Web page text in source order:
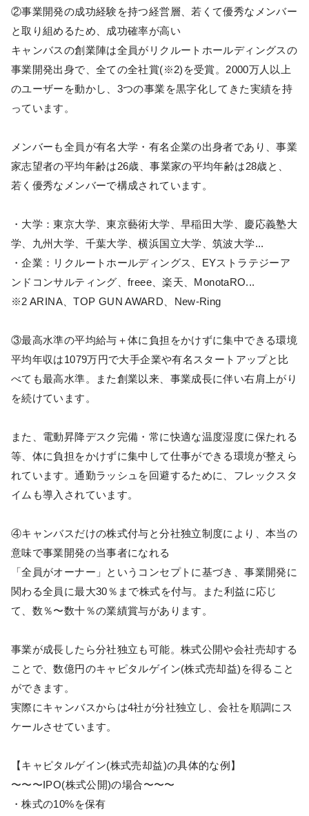
②事業開発の成功経験を持つ経営層、若くて優秀なメンバー
と取り組めるため、成功確率が高い
キャンバスの創業陣は全員がリクルートホールディングスの
事業開発出身で、全ての全社賞(※2)を受賞。2000万人以上
のユーザーを動かし、3つの事業を黒字化してきた実績を持
っています。
メンバーも全員が有名大学・有名企業の出身者であり、事業
家志望者の平均年齢は26歳、事業家の平均年齢は28歳と、
若く優秀なメンバーで構成されています。
・大学：東京大学、東京藝術大学、早稲田大学、慶応義塾大
学、九州大学、千葉大学、横浜国立大学、筑波大学...
・企業：リクルートホールディングス、EYストラテジーア
ンドコンサルティング、freee、楽天、MonotaRO...
※2 ARINA、TOP GUN AWARD、New-Ring
③最高水準の平均給与＋体に負担をかけずに集中できる環境
平均年収は1079万円で大手企業や有名スタートアップと比
べても最高水準。また創業以来、事業成長に伴い右肩上がり
を続けています。
また、電動昇降デスク完備・常に快適な温度湿度に保たれる
等、体に負担をかけずに集中して仕事ができる環境が整えら
れています。通勤ラッシュを回避するために、フレックスタ
イムも導入されています。
④キャンバスだけの株式付与と分社独立制度により、本当の
意味で事業開発の当事者になれる
「全員がオーナー」というコンセプトに基づき、事業開発に
関わる全員に最大30％まで株式を付与。また利益に応じ
て、数％〜数十％の業績賞与があります。
事業が成長したら分社独立も可能。株式公開や会社売却する
ことで、数億円のキャピタルゲイン(株式売却益)を得ること
ができます。
実際にキャンバスからは4社が分社独立し、会社を順調にス
ケールさせています。
【キャピタルゲイン(株式売却益)の具体的な例】
〜〜〜IPO(株式公開)の場合〜〜〜
・株式の10%を保有